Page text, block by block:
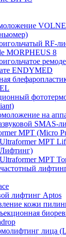
RF-
MORPHEUS 8
ENDYMED
на
SMAS-
MPT (Micro
Ultraformer MPT
Лифтинг)
Ultraformer MPT
лифтинг Aptos
кожи
лица